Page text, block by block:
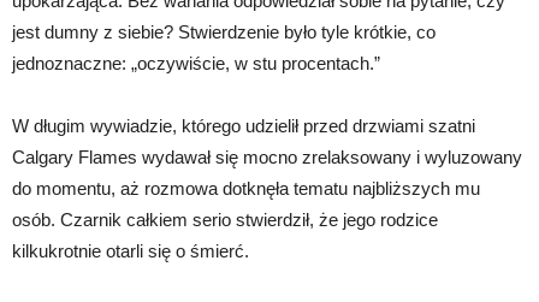
jest dumny z siebie? Stwierdzenie było tyle krótkie, co
jednoznaczne: „oczywiście, w stu procentach.”
W długim wywiadzie, którego udzielił przed drzwiami szatni
Calgary Flames wydawał się mocno zrelaksowany i wyluzowany
do momentu, aż rozmowa dotknęła tematu najbliższych mu
osób. Czarnik całkiem serio stwierdził, że jego rodzice
kilkukrotnie otarli się o śmierć.